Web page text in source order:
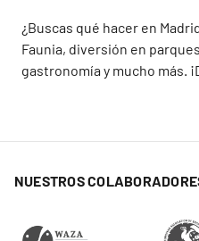
¿Buscas qué hacer en
Faunia, diversión en
gastronomía y mucho más.
NUESTROS